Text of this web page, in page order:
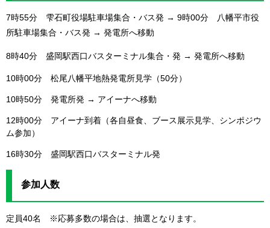
7時55分 雫石町役場駐車場集合・バス発 → 9時00分 八幡平市役
所駐車場集合・バス発 → 発電所へ移動
8時40分 盛岡駅西口バスターミナル集合・発 → 発電所へ移動
10時00分 松尾八幡平地熱発電所見学（50分）
10時50分 発電所発 → アイーナへ移動
12時00分 アイーナ到着（各自昼食、ブース展示見学、シンポジウ
ム参加）
16時30分 盛岡駅西口バスターミナル発
参加人数
定員40名 ※応募多数の場合は、抽選となります。